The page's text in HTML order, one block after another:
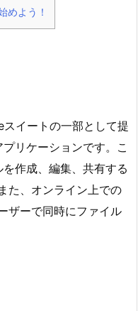
めよう！
イートの一部として提
リケーションです。こ
作成、編集、共有する
た、オンライン上での
ザーで同時にファイル